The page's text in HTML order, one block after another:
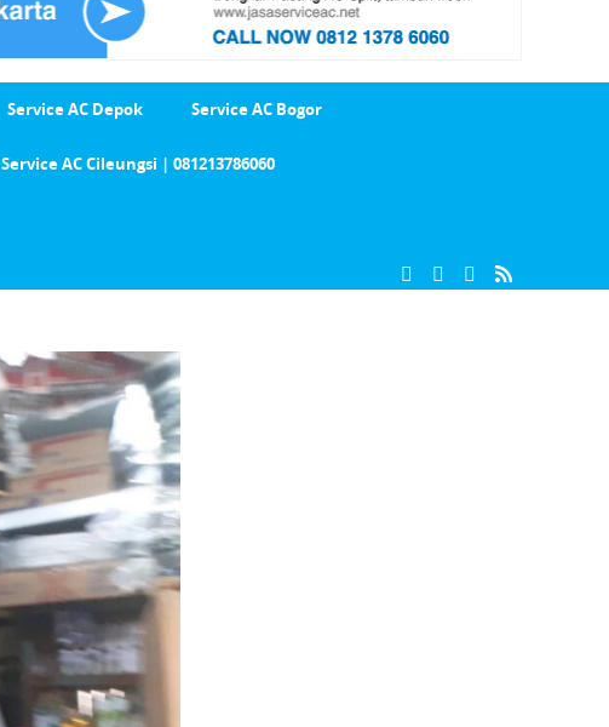
Service AC Depok Service AC Bogor
Service AC Cileungsi | 081213786060